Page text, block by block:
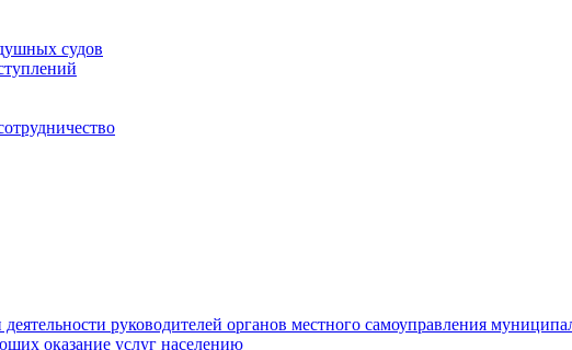
судов
руководителей органов местного самоуправления
оказание услуг населению